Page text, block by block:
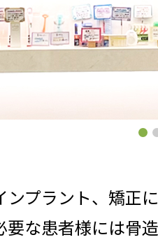
プラント、矯正
な患者様には骨